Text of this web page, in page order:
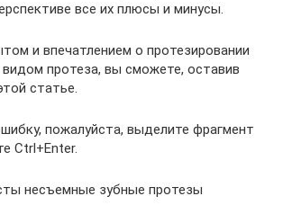
все их плюсы и минусы.
и впечатлением о протезировании
протеза, вы сможете, оставив
статье.
пожалуйста, выделите фрагмент
Ctrl+Enter.
несъемные зубные протезы